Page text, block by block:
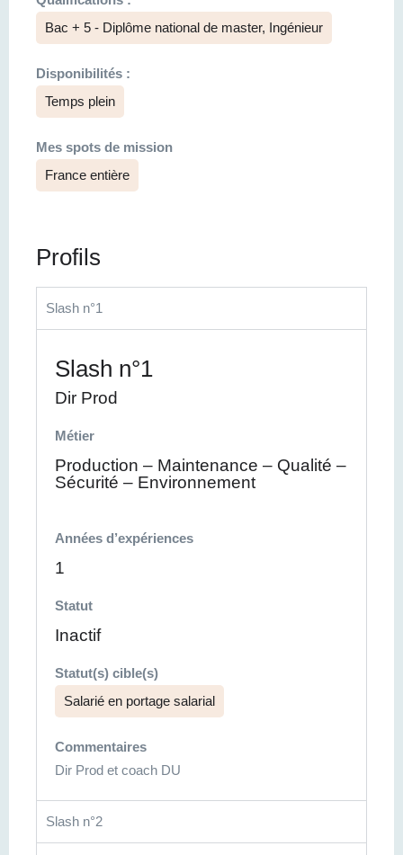
Bac + 5 - Diplôme national de master, Ingénieur
Disponibilités :
Temps plein
Mes spots de mission
France entière
Profils
Slash n°1
Slash n°1
Dir Prod
Métier
Production – Maintenance – Qualité –
Sécurité – Environnement
Années d’expériences
1
Statut
Inactif
Statut(s) cible(s)
Salarié en portage salarial
Commentaires
Dir Prod et coach DU
Slash n°2